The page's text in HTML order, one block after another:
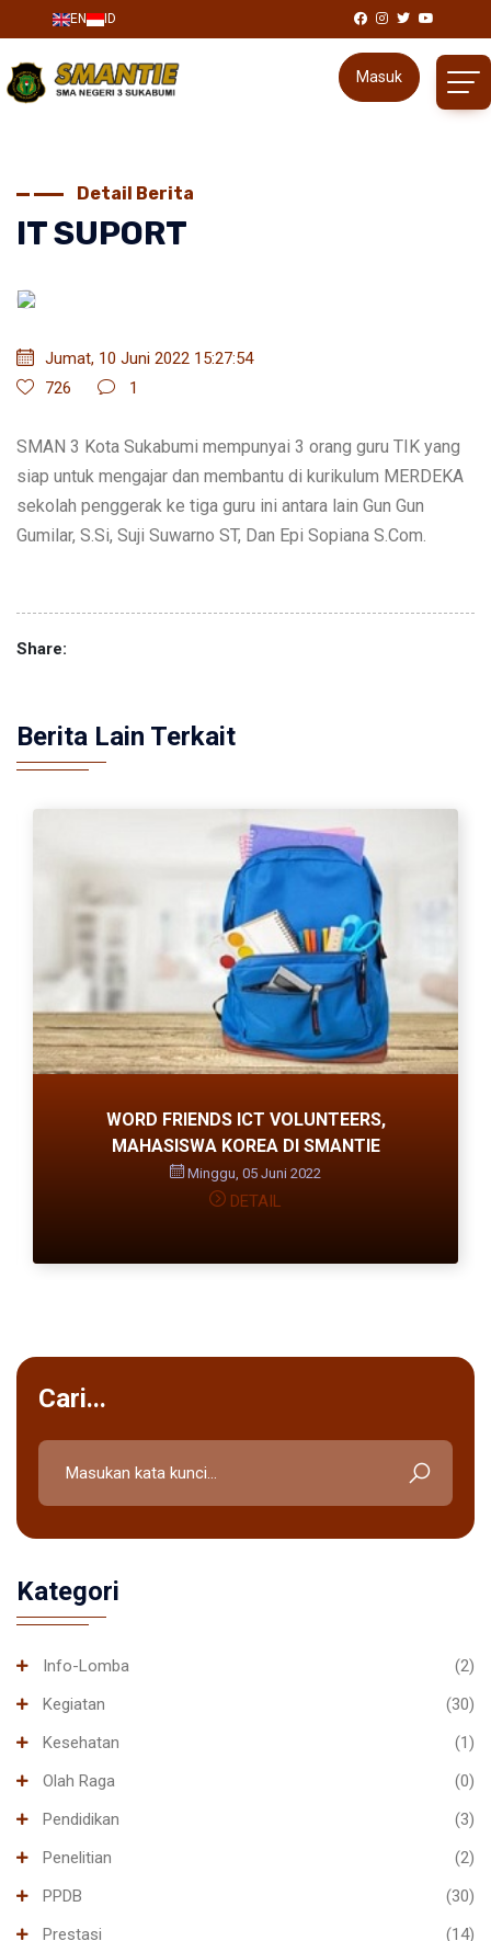
EN ID
Masuk
Detail Berita
IT SUPORT
Jumat, 10 Juni 2022 15:27:54
726
1
SMAN 3 Kota Sukabumi mempunyai 3 orang guru TIK yang
siap untuk mengajar dan membantu di kurikulum MERDEKA
sekolah penggerak ke tiga guru ini antara lain Gun Gun
Gumilar, S.Si, Suji Suwarno ST, Dan Epi Sopiana S.Com.
Share:
Berita Lain Terkait
WORD FRIENDS ICT VOLUNTEERS,
MAHASISWA KOREA DI SMANTIE
Minggu, 05 Juni 2022
DETAIL
Cari...
Kategori
Info-Lomba
(2)
Kegiatan
(30)
Kesehatan
(1)
Olah Raga
(0)
Pendidikan
(3)
Penelitian
(2)
PPDB
(30)
Prestasi
(14)